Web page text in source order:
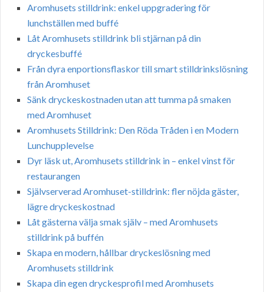
Aromhusets stilldrink: enkel uppgradering för
lunchställen med buffé
Låt Aromhusets stilldrink bli stjärnan på din
dryckesbuffé
Från dyra enportionsflaskor till smart stilldrinkslösning
från Aromhuset
Sänk dryckeskostnaden utan att tumma på smaken
med Aromhuset
Aromhusets Stilldrink: Den Röda Tråden i en Modern
Lunchupplevelse
Dyr läsk ut, Aromhusets stilldrink in – enkel vinst för
restaurangen
Självserverad Aromhuset-stilldrink: fler nöjda gäster,
lägre dryckeskostnad
Låt gästerna välja smak själv – med Aromhusets
stilldrink på buffén
Skapa en modern, hållbar dryckeslösning med
Aromhusets stilldrink
Skapa din egen dryckesprofil med Aromhusets